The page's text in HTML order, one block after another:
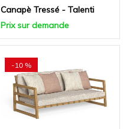
Canapè Tressé - Talenti
Prix sur demande
-10 %